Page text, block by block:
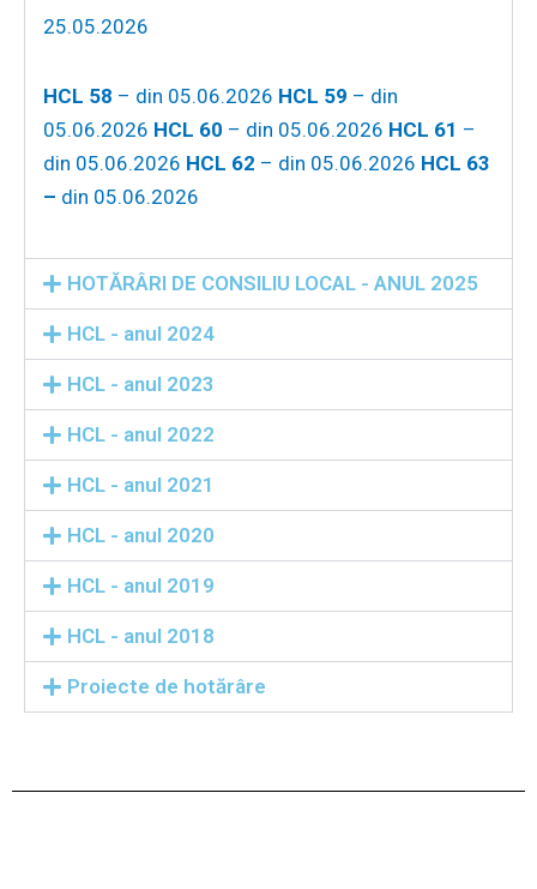
25.05.2026
HCL 58 – din 05.06.2026 HCL 59 – din
05.06.2026 HCL 60 – din 05.06.2026 HCL 61 –
din 05.06.2026 HCL 62 – din 05.06.2026 HCL 63
– din 05.06.2026
HOTĂRÂRI DE CONSILIU LOCAL - ANUL 2025
HCL - anul 2024
HCL - anul 2023
HCL - anul 2022
HCL - anul 2021
HCL - anul 2020
HCL - anul 2019
HCL - anul 2018
Proiecte de hotărâre